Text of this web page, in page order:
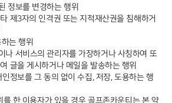
정보를 변경하는 행위
제3자의 인격권 또는 지적재산권을 침해하거
는 행위
나 서비스의 관리자를 가장하거나 사칭하여 또
글을 게시하거나 메일을 발송하는 행위
정보를 그 동의 없이 수집, 저장, 도용하는 행
를 한 이용자가 있을 경우 골프존카운티는 본 약